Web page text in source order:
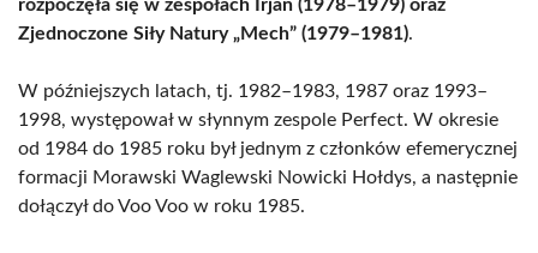
rozpoczęła się w zespołach Irjan (1978–1979) oraz
Zjednoczone Siły Natury „Mech” (1979–1981).
W późniejszych latach, tj. 1982–1983, 1987 oraz 1993–
1998, występował w słynnym zespole Perfect. W okresie
od 1984 do 1985 roku był jednym z członków efemerycznej
formacji Morawski Waglewski Nowicki Hołdys, a następnie
dołączył do Voo Voo w roku 1985.